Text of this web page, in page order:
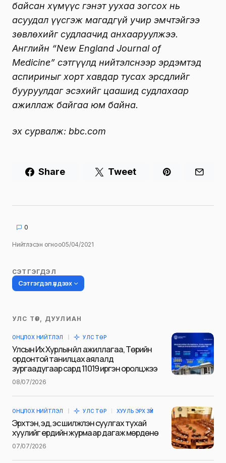
байсан хүмүүс гэнэт уухаа зогсох нь
асуудал үүсгэж магадгүй учир эмчтэйгээ
зөвлөхийг судлаачид анхааруулжээ.
Английн “New England Journal of
Medicine” сэтгүүлд нийтэлснээр эрдэмтэд
аспириныг хорт хавдар тусах эрсдлийг
бууруулдаг эсэхийг цаашид судлахаар
ажиллаж байгаа юм байна.
эх сурвалж: bbc.com
Share Tweet
0
Нийтлэсэн огноо05/04/2021
СЭТГЭГДЭЛ
Сэтгэгдэл үлдээх
Таны имэйл хаягийг нийтлэхгүй.
тэмдэглэсэн
Сэтгэгдэл*
Name
УЛС ТӨР, ДУУЛИАН
ОНЦЛОХ НИЙТЛЭЛ УЛС ТӨР
Улсын Их Хурлын үйл ажиллагаа, Төрийн
ордонтой танилцах аялалд
зургаадугаар сард 11019 иргэн оролцжээ
08/07/2026
ОНЦЛОХ НИЙТЛЭЛ УЛС ТӨР ХУУЛЬ ЭРХ ЗҮЙ
Эрхтэн, эд, эс шилжүүлэн суулгах тухай
хуулийг ердийн журмаар дагаж мөрдөнө
07/07/2026